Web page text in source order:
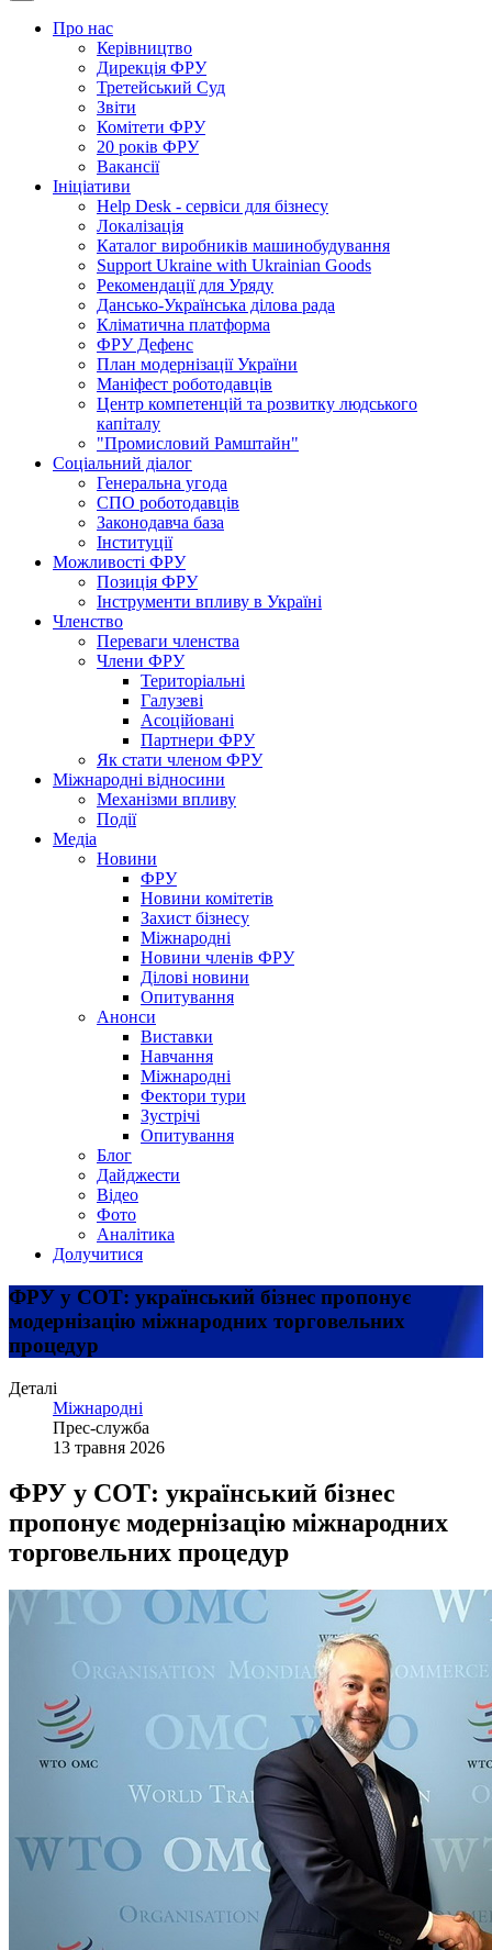
Про нас
Керівництво
Дирекція ФРУ
Третейський Суд
Звіти
Комітети ФРУ
20 років ФРУ
Вакансії
Ініціативи
Help Desk - сервіси для бізнесу
Локалізація
Каталог виробників машинобудування
Support Ukraine with Ukrainian Goods
Рекомендації для Уряду
Дансько-Українська ділова рада
Кліматична платформа
ФРУ Дефенс
План модернізації України
Маніфест роботодавців
Центр компетенцій та розвитку людського
капіталу
"Промисловий Рамштайн"
Соціальний діалог
Генеральна угода
СПО роботодавців
Законодавча база
Інституції
Можливості ФРУ
Позиція ФРУ
Інструменти впливу в Україні
Членство
Переваги членства
Члени ФРУ
Територіальні
Галузеві
Асоційовані
Партнери ФРУ
Як стати членом ФРУ
Міжнародні відносини
Механізми впливу
Події
Медіа
Новини
ФРУ
Новини комітетів
Захист бізнесу
Міжнародні
Новини членів ФРУ
Ділові новини
Опитування
Анонси
Виставки
Навчання
Міжнародні
Фектори тури
Зустрічі
Опитування
Блог
Дайджести
Відео
Фото
Аналітика
Долучитися
ФРУ у СОТ: український бізнес пропонує
модернізацію міжнародних торговельних
процедур
Деталі
Міжнародні
Прес-служба
13 травня 2026
ФРУ у СОТ: український бізнес
пропонує модернізацію міжнародних
торговельних процедур